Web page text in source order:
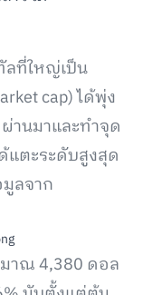
ลที่ใหญ่เป็น
cap) ได้พุ่ง
านมาและทำจุด
แตะระดับสูงสุด
ลจาก
าณ 4,380 ดอล